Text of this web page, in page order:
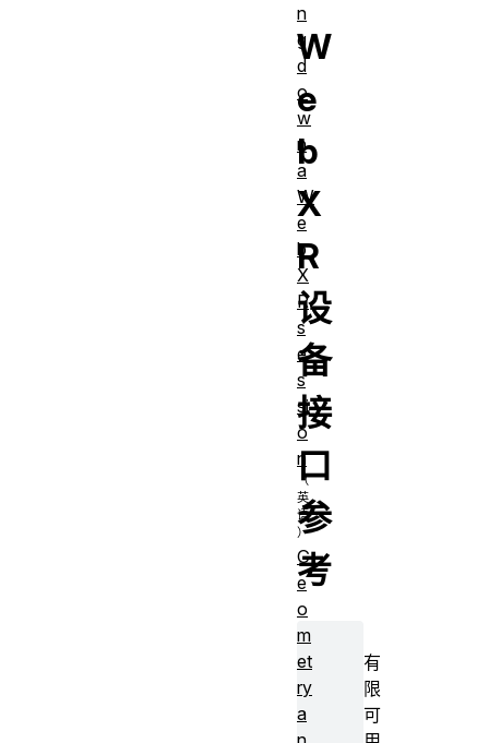
W
e
b
X
R
设
备
接
口
参
考
有
限
可
n
g
d
o
w
n
a
W
e
b
X
R
s
e
s
si
o
n
G
e
o
m
et
ry
a